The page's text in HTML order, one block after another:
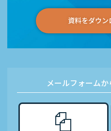
資料をダウン
メールフォーム